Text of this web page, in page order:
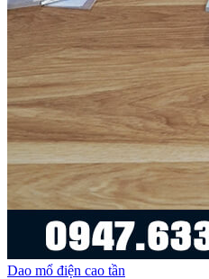
Dao mổ điện cao tần